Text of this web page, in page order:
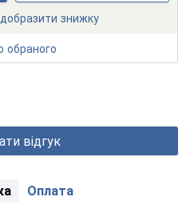
знижку
обраного
відгук
Оплата